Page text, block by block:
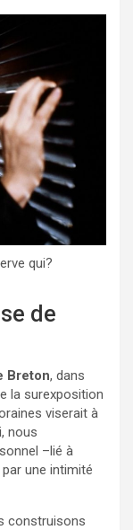
qui?
de
Breton, dans
la surexposition
viserait à
nous
–lié à
une intimité
construisons